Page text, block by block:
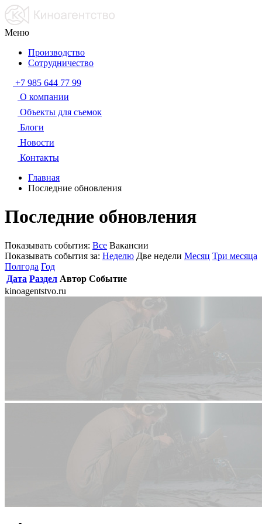
Меню
Производство
Сотрудничество
+7 985 644 77 99
О компании
Объекты для съемок
Блоги
Новости
Контакты
Главная
Последние обновления
Последние обновления
Показывать события: Все Вакансии
Показывать события за: Неделю Две недели Месяц Три месяца
Полгода Год
Дата Раздел Автор Событие
kinoagentstvo.ru